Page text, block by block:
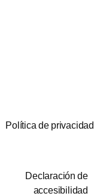
Política de privacidad
Declaración de
accesibilidad